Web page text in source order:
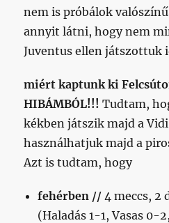
nem is próbálok
annyit látni, hogy nem
Juventus ellen játszottuk
miért kaptunk ki
HIBÁMBÓL!!!Tudtam,
kékben játszik majd a
használhatjuk majd a
Azt is tudtam, hogy
fehérben // 4 meccs, 2
(Haladás 1-1, Vasas 0-